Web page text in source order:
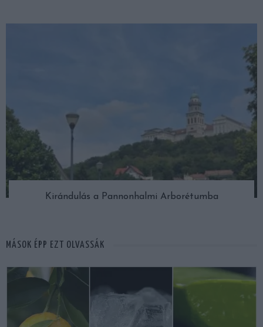
Kirándulás a Pannonhalmi Arborétumba
MÁSOK ÉPP EZT OLVASSÁK